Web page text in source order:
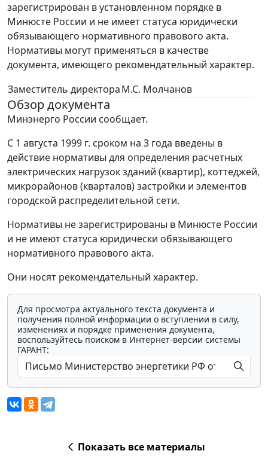
зарегистрирован в установленном порядке в
Минюсте России и не имеет статуса юридически
обязывающего нормативного правового акта.
Нормативы могут применяться в качестве
документа, имеющего рекомендательный характер.
Заместитель директораМ.С. Молчанов
Обзор документа
Минэнерго России сообщает.
С 1 августа 1999 г. сроком на 3 года введены в
действие нормативы для определения расчетных
электрических нагрузок зданий (квартир), коттеджей,
микрорайонов (кварталов) застройки и элементов
городской распределительной сети.
Нормативы не зарегистрированы в Минюсте России
и не имеют статуса юридически обязывающего
нормативного правового акта.
Они носят рекомендательный характер.
Для просмотра актуального текста документа и
получения полной информации о вступлении в силу,
изменениях и порядке применения документа,
воспользуйтесь поиском в Интернет-версии системы
ГАРАНТ:
Показать все материалы